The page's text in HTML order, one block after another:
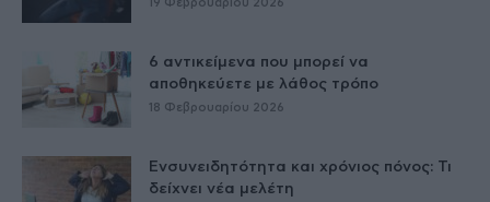
19 Φεβρουαρίου 2026
6 αντικείμενα που μπορεί να
αποθηκεύετε με λάθος τρόπο
18 Φεβρουαρίου 2026
Ενσυνειδητότητα και χρόνιος πόνος: Τι
δείχνει νέα μελέτη